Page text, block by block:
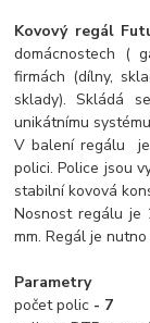
Kovový regál
domácnostech (
firmách (dílny,
sklady). Skládá
unikátnímu
V balení regálu
polici. Police jsou
stabilní kovová
Nosnost regálu je
mm. Regál je
Parametry
počet polic - 7